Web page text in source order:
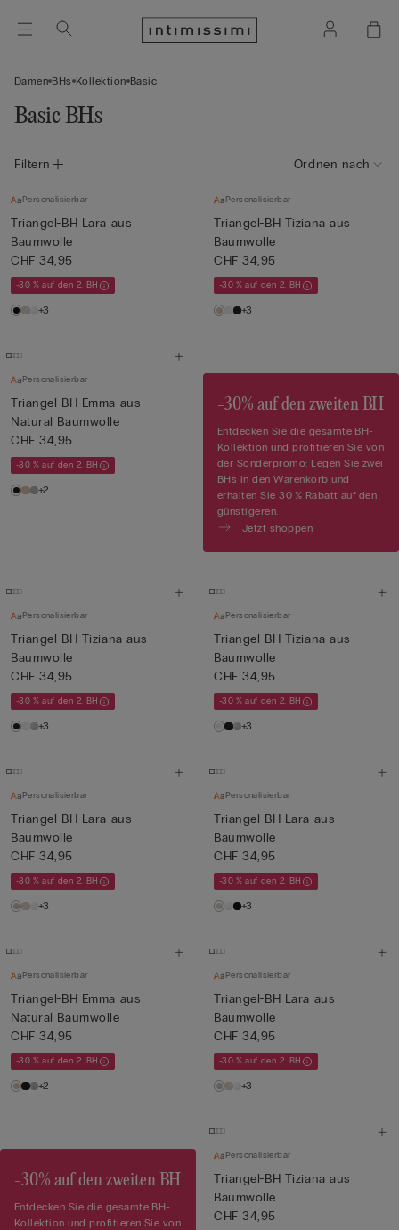
Damen BHs Kollektion Basic
Basic BHs
Filtern Ordnen nach
Personalisierbar
Triangel-BH Lara aus
Baumwolle
CHF 34,95
-30 % auf den 2. BH
+3
Personalisierbar
Triangel-BH Tiziana aus
Baumwolle
CHF 34,95
-30 % auf den 2. BH
+3
Personalisierbar
Triangel-BH Emma aus
Natural Baumwolle
CHF 34,95
-30 % auf den 2. BH
+2
-30% auf den zweiten BH
Entdecken Sie die gesamte BH-
Kollektion und profitieren Sie von
der Sonderpromo: Legen Sie zwei
BHs in den Warenkorb und
erhalten Sie 30 % Rabatt auf den
günstigeren.
Jetzt shoppen
Personalisierbar
Triangel-BH Tiziana aus
Baumwolle
CHF 34,95
-30 % auf den 2. BH
+3
Personalisierbar
Triangel-BH Tiziana aus
Baumwolle
CHF 34,95
-30 % auf den 2. BH
+3
Personalisierbar
Triangel-BH Lara aus
Baumwolle
CHF 34,95
-30 % auf den 2. BH
+3
Personalisierbar
Triangel-BH Lara aus
Baumwolle
CHF 34,95
-30 % auf den 2. BH
+3
Personalisierbar
Triangel-BH Emma aus
Natural Baumwolle
CHF 34,95
-30 % auf den 2. BH
+2
Personalisierbar
Triangel-BH Lara aus
Baumwolle
CHF 34,95
-30 % auf den 2. BH
+3
-30% auf den zweiten BH
Entdecken Sie die gesamte BH-
Kollektion und profitieren Sie von
Personalisierbar
Triangel-BH Tiziana aus
Baumwolle
CHF 34,95